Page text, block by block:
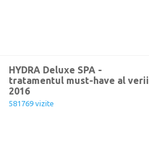
HYDRA Deluxe SPA -
tratamentul must-have al verii
2016
581769 vizite